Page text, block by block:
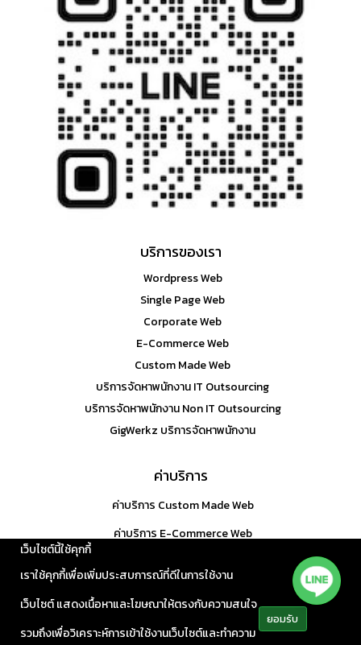
เว็บไซต์นี้ใช้คุกกี้
เราใช้คุกกี้เพื่อเพิ่มประสบการณ์ที่ดีในการใช้งาน
เว็บไซต์ แสดงเนื้อหาและโฆษณาให้ตรงกับความสนใจ
รวมถึงเพื่อวิเคราะห์การเข้าใช้งานเว็บไซต์และทำความ
ยอมรับ
บริการของเรา
Wordpress Web
Single Page Web
Corporate Web
E-Commerce Web
Custom Made Web
บริการจัดหาพนักงาน IT Outsourcing
บริการจัดหาพนักงาน Non IT Outsourcing
GigWerkz บริการจัดหาพนักงาน
ค่าบริการ
ค่าบริการ Custom Made Web
ค่าบริการ E-Commerce Web
นโยบายความเป็นส่วนตัว
© 2020 ADVANCED ISERVICE COMPANY LIMITED. ALL RIGHTS